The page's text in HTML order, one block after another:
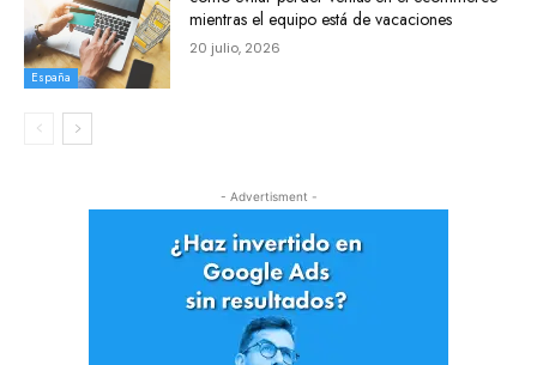
España
mientras el equipo está de vacaciones
20 julio, 2026
- Advertisment -